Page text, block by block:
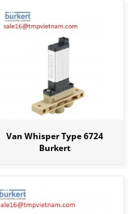
Van Whisper Type 6724
Burkert